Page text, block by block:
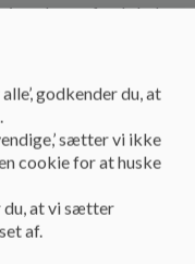
samfund skal
eleverne. Koblingen
og trivsel.
samfund kan
godkender du, at
sætter vi ikke
cookie for at huske
du, at vi sætter
af.